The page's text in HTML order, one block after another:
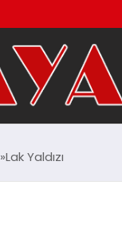
Lak Yaldızı